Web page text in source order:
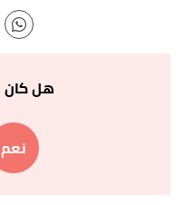
10/9/2021. Edited.
"5 Pelvic Floor
,healthline
هل كان
نعم